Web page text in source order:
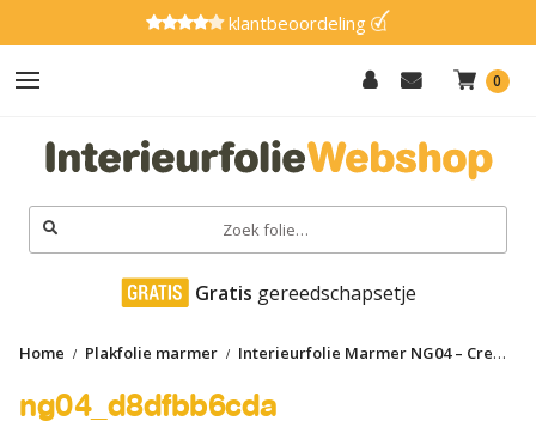
klantbeoordeling
0
Zoeken
naar:
Hout
Effen
Marmer
Glitter
Natuursteen
Gratis gereedschapsetje
Home Plakfolie marmer
Interieurfolie Marmer NG04 – Crema
ng04_d8dfbb6cda